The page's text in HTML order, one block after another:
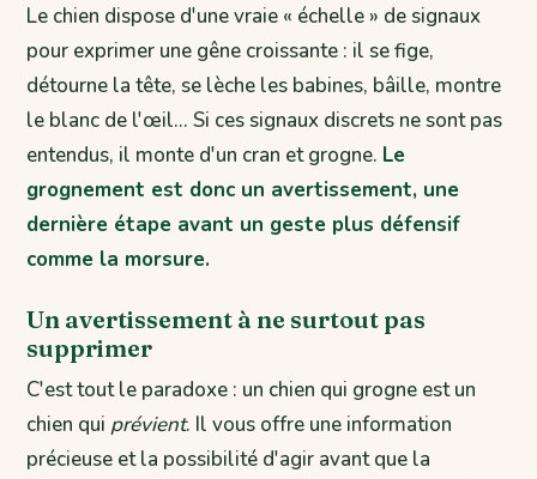
Le chien dispose d'une vraie « échelle » de signaux
pour exprimer une gêne croissante : il se fige,
détourne la tête, se lèche les babines, bâille, montre
le blanc de l'œil… Si ces signaux discrets ne sont pas
entendus, il monte d'un cran et grogne. Le
grognement est donc un avertissement, une
dernière étape avant un geste plus défensif
comme la morsure.
Un avertissement à ne surtout pas
supprimer
C'est tout le paradoxe : un chien qui grogne est un
chien qui prévient. Il vous offre une information
précieuse et la possibilité d'agir avant que la